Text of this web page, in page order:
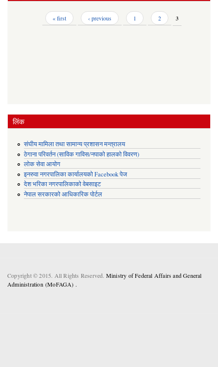
« first ‹ previous 1 2 3
लिंक
संघीय मामिला तथा सामान्य प्रशासन मन्त्रालय
ठेगाना परिवर्तन (साविक गाविस/नपाको हालको विवरण)
लोक सेवा आयोग
इनरुवा नगरपालिका कार्यालयको Facebook पेज
देश भरिका नगरपालिकाको वेबसाइट
नेपाल सरकारको आधिकारिक पोर्टल
Copyright © 2015. All Rights Reserved. Ministry of Federal Affairs and General
Administration (MoFAGA) .